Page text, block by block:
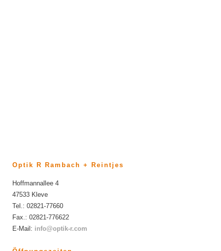
Optik R Rambach + Reintjes
Hoffmannallee 4
47533 Kleve
Tel.: 02821-77660
Fax.: 02821-776622
E-Mail: info@optik-r.com